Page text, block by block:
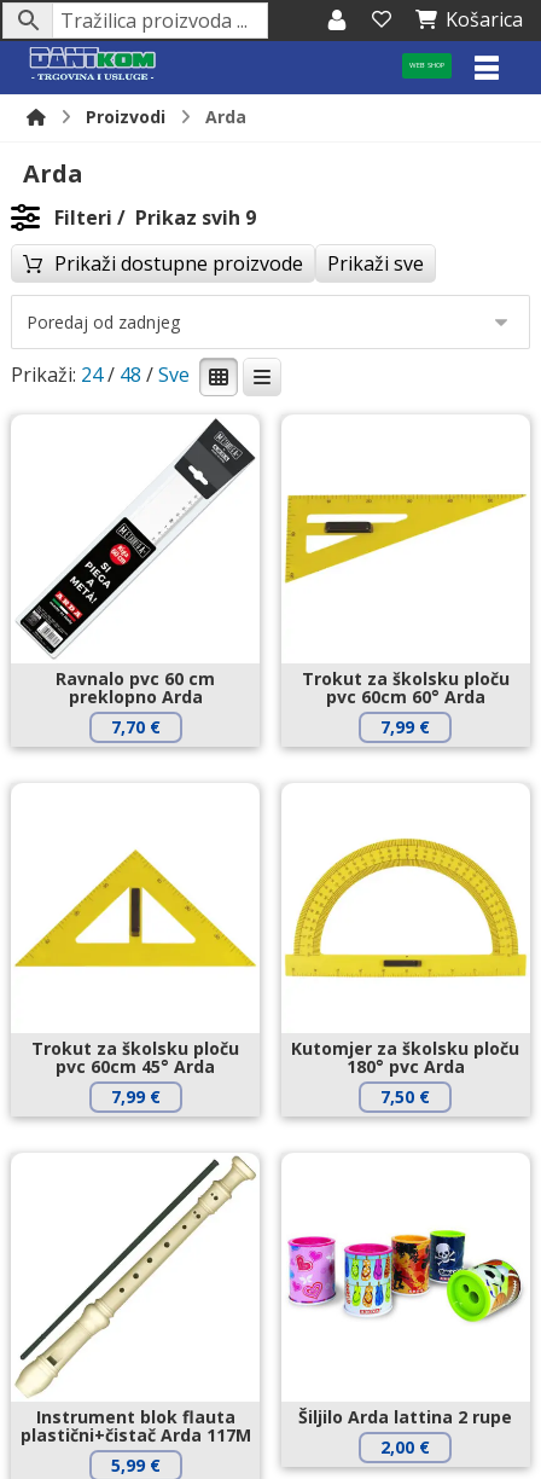
Košarica
WEB SHOP
Proizvodi Arda
Arda
Filteri
Prikaz svih 9
Prikaži dostupne proizvode
Prikaži sve
Prikaži: 24/ 48 /
Ravnalo pvc 60 cm
preklopno Arda
7,70 €
Trokut za školsku ploču
pvc 60cm 60° Arda
7,99 €
Trokut za školsku ploču
pvc 60cm 45° Arda
7,99 €
Kutomjer za školsku ploču
180° pvc Arda
7,50 €
Instrument blok flauta
plastični+čistač Arda 117M
5,99 €
Šiljilo Arda lattina 2 rupe
2,00 €